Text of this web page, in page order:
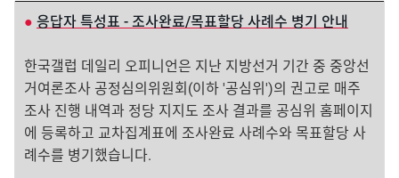
● 응답자 특성표 - 조사완료/목표할당 사례수 병기 안내
한국갤럽 데일리 오피니언은 지난 지방선거 기간 중 중앙선
거여론조사 공정심의위원회(이하 '공심위')의 권고로 매주
조사 진행 내역과 정당 지지도 조사 결과를 공심위 홈페이지
에 등록하고 교차집계표에 조사완료 사례수와 목표할당 사
례수를 병기했습니다.